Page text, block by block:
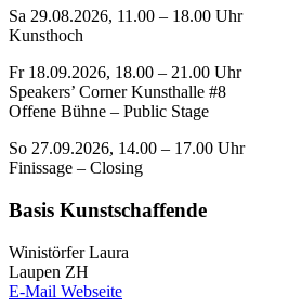
Sa 29.08.2026, 11.00 – 18.00 Uhr
Kunsthoch
Fr 18.09.2026, 18.00 – 21.00 Uhr
Speakers’ Corner Kunsthalle #8
Offene Bühne – Public Stage
So 27.09.2026, 14.00 – 17.00 Uhr
Finissage – Closing
Basis Kunstschaffende
Winistörfer Laura
Laupen ZH
E-Mail Webseite